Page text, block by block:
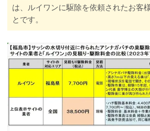
は、ルイワンに駆除を依頼されたお客
とです。